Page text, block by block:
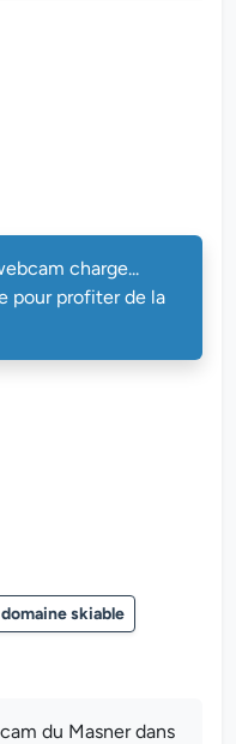
charge...
pour profiter de la
skiable
du Masner dans